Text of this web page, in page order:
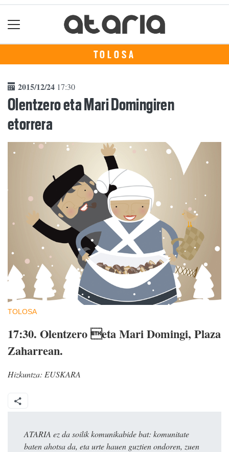
TOLOSA
2015/12/24 17:30
Olentzero eta Mari Domingiren
etorrera
TOLOSA
17:30. Olentzero eta Mari Domingi, Plaza
Zaharrean.
Hizkuntza: EUSKARA
ATARIA ez da soilik komunikabide bat: komunitate
baten ahotsa da, eta urte hauen guztien ondoren, zuen